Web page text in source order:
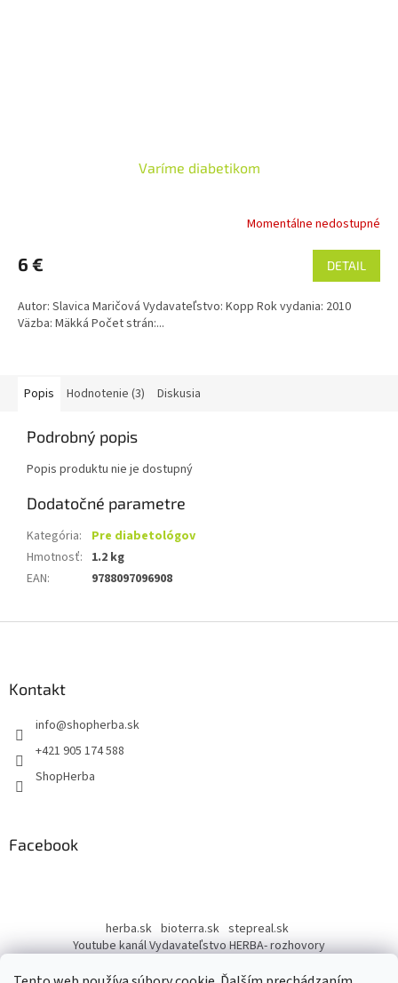
Varíme diabetikom
Momentálne nedostupné
6 € DETAIL
Autor: Slavica Maričová Vydavateľstvo: Kopp Rok vydania: 2010
Väzba: Mäkká Počet strán:...
Popis Hodnotenie (3) Diskusia
Podrobný popis
Popis produktu nie je dostupný
Dodatočné parametre
Kategória:
Pre diabetológov
Hmotnosť: 1.2 kg
EAN: 9788097096908
Kontakt
info@shopherba.sk
+421 905 174 588
ShopHerba
Facebook
herba.sk bioterra.sk stepreal.sk
Youtube kanál Vydavateľstvo HERBA- rozhovory